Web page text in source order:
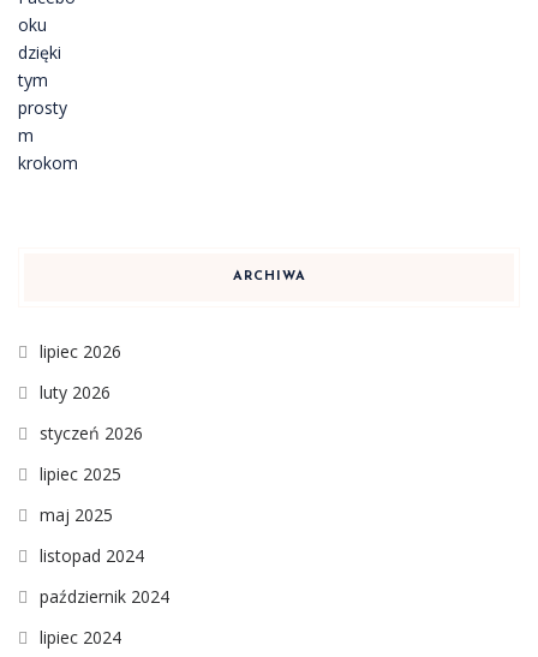
ARCHIWA
lipiec 2026
luty 2026
styczeń 2026
lipiec 2025
maj 2025
listopad 2024
październik 2024
lipiec 2024